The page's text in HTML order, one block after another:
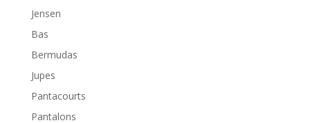
Jensen
Bas
Bermudas
Jupes
Pantacourts
Pantalons